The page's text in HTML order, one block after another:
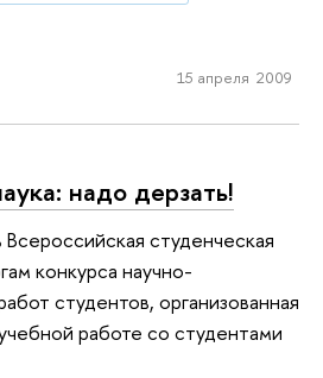
15 апреля 2009
надо дерзать!
студенческая
конкурса научно-
студентов, организованная
работе со студентами